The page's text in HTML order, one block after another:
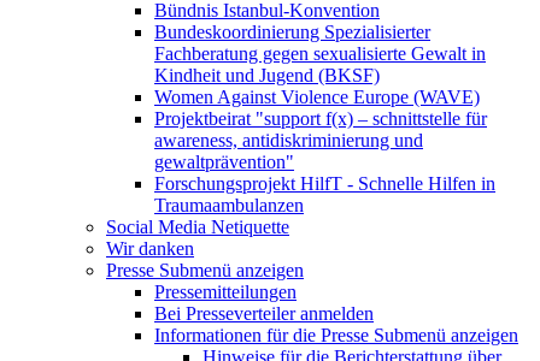
Bündnis Istanbul-Konvention
Bundeskoordinierung Spezialisierter
Fachberatung gegen sexualisierte Gewalt in
Kindheit und Jugend (BKSF)
Women Against Violence Europe (WAVE)
Projektbeirat "support f(x) – schnittstelle für
awareness, antidiskriminierung und
gewaltprävention"
Forschungsprojekt HilfT - Schnelle Hilfen in
Traumaambulanzen
Social Media Netiquette
Wir danken
Presse Submenü anzeigen
Pressemitteilungen
Bei Presseverteiler anmelden
Informationen für die Presse Submenü anzeigen
Hinweise für die Berichterstattung über